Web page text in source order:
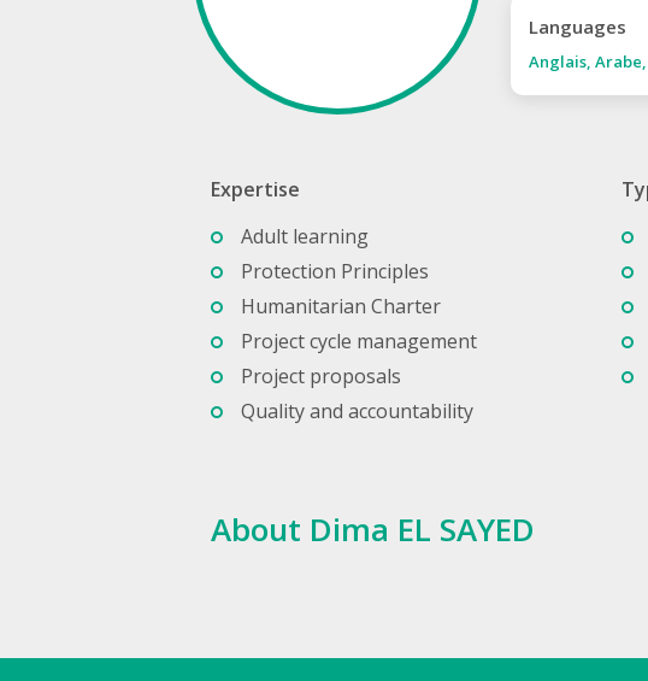
Languages
Anglais,
Expertise
Adult learning
Protection Principles
Humanitarian Charter
Project cycle management
Project proposals
Quality and accountability
About Dima EL SAYED